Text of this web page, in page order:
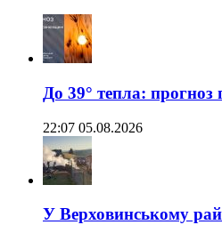
До 39° тепла: прогноз
22:07 05.08.2026
У Верховинському